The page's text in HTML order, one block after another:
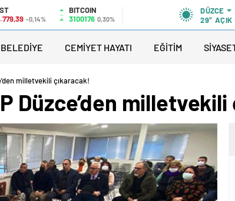
-0,14%
BITCOIN
3100176 0,30%
DÜZCE
29° AÇIK
BELEDİYE CEMİYET HAYATI EĞİTİM
milletvekili çıkaracak!
Düzce’den